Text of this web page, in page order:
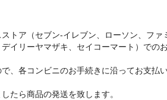
トア（セブン-イレブン、ローソン、ファ
イリーヤマザキ、セイコーマート）での
、各コンビニのお手続きに沿ってお支払
たら商品の発送を致します。